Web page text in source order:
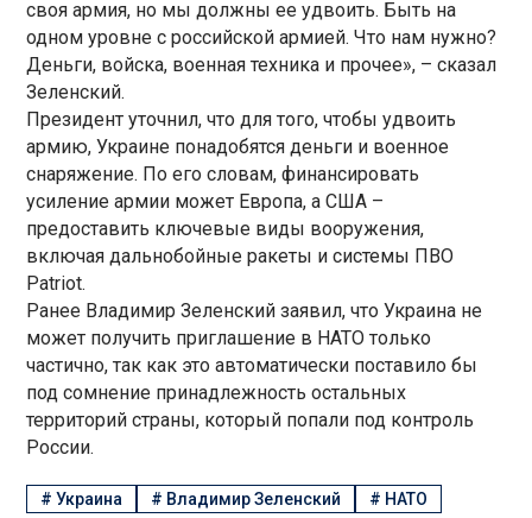
своя армия, но мы должны ее удвоить. Быть на
одном уровне с российской армией. Что нам нужно?
Деньги, войска, военная техника и прочее», – сказал
Зеленский.
Президент уточнил, что для того, чтобы удвоить
армию, Украине понадобятся деньги и военное
снаряжение. По его словам, финансировать
усиление армии может Европа, а США –
предоставить ключевые виды вооружения,
включая дальнобойные ракеты и системы ПВО
Patriot.
Ранее Владимир Зеленский заявил, что Украина не
может получить приглашение в НАТО только
частично, так как это автоматически поставило бы
под сомнение принадлежность остальных
территорий страны, который попали под контроль
России.
#Украина # Владимир Зеленский # НАТО